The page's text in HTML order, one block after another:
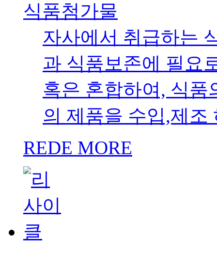
식품첨가물
자사에서 취급하는
과 식품보존에 필요
혹은 혼합하여, 식품
의 제품을 수입,제조
REDE MORE